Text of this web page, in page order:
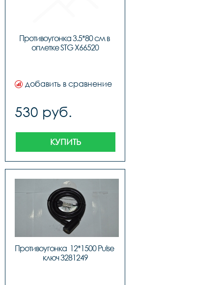
Противоугонка 3.5*80 см в
оплетке STG X66520
добавить в сравнение
530 руб.
КУПИТЬ
Противоугонка  12*1500 Pulse
ключ 3281249